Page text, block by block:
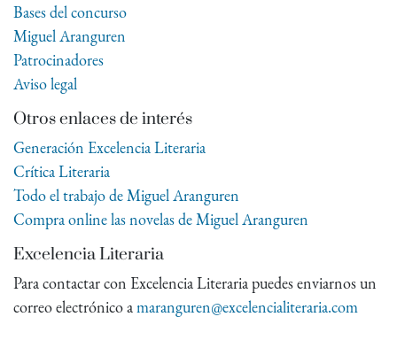
Bases del concurso
Miguel Aranguren
Patrocinadores
Aviso legal
Otros enlaces de interés
Generación Excelencia Literaria
Crítica Literaria
Todo el trabajo de Miguel Aranguren
Compra online las novelas de Miguel Aranguren
Excelencia Literaria
Para contactar con Excelencia Literaria puedes enviarnos un
correo electrónico amaranguren@excelencialiteraria.com